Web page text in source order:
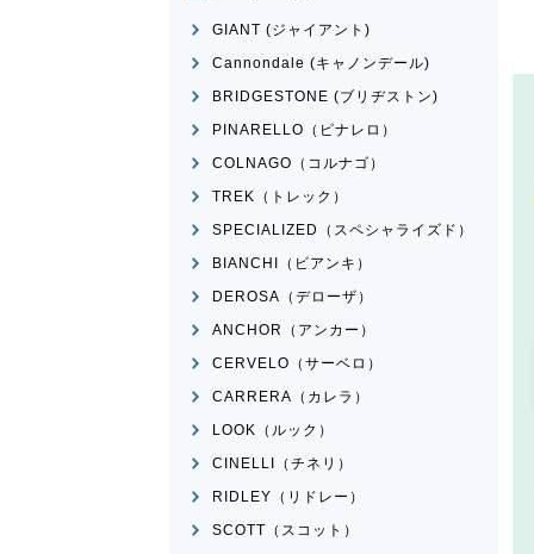
GIANT (ジャイアント)
Cannondale (キャノンデール)
BRIDGESTONE (ブリヂストン)
PINARELLO（ピナレロ）
COLNAGO（コルナゴ）
TREK（トレック）
SPECIALIZED（スペシャライズド）
BIANCHI（ビアンキ）
DEROSA（デローザ）
ANCHOR（アンカー）
CERVELO（サーベロ）
CARRERA（カレラ）
LOOK（ルック）
CINELLI（チネリ）
RIDLEY（リドレー）
SCOTT（スコット）